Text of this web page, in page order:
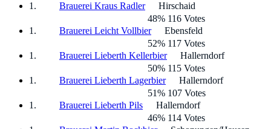
Brauerei Kraus Radler
Hirschaid
48% 116 Votes
Brauerei Leicht Vollbier
Ebensfeld
52% 117 Votes
Brauerei Lieberth Kellerbier
Hallerndorf
50% 115 Votes
Brauerei Lieberth Lagerbier
Hallerndorf
51% 107 Votes
Brauerei Lieberth Pils
Hallerndorf
46% 114 Votes